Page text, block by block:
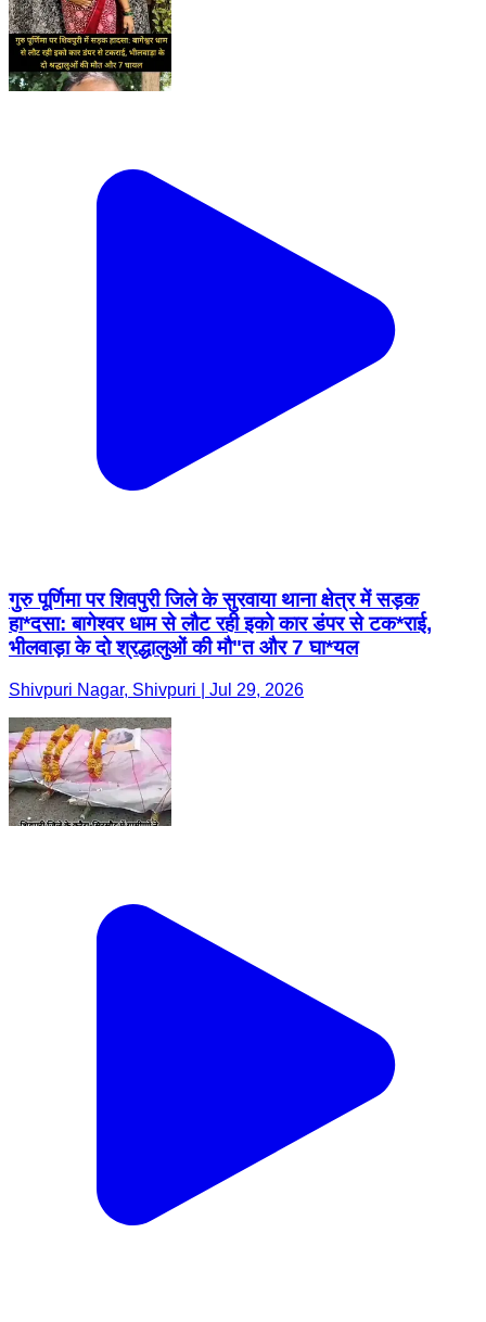
गुरु पूर्णिमा पर शिवपुरी जिले के सुरवाया थाना क्षेत्र में सड़क
हा*दसा: बागेश्वर धाम से लौट रही इको कार डंपर से टक*राई,
भीलवाड़ा के दो श्रद्धालुओं की मौ"त और 7 घा*यल
Shivpuri Nagar, Shivpuri | Jul 29, 2026